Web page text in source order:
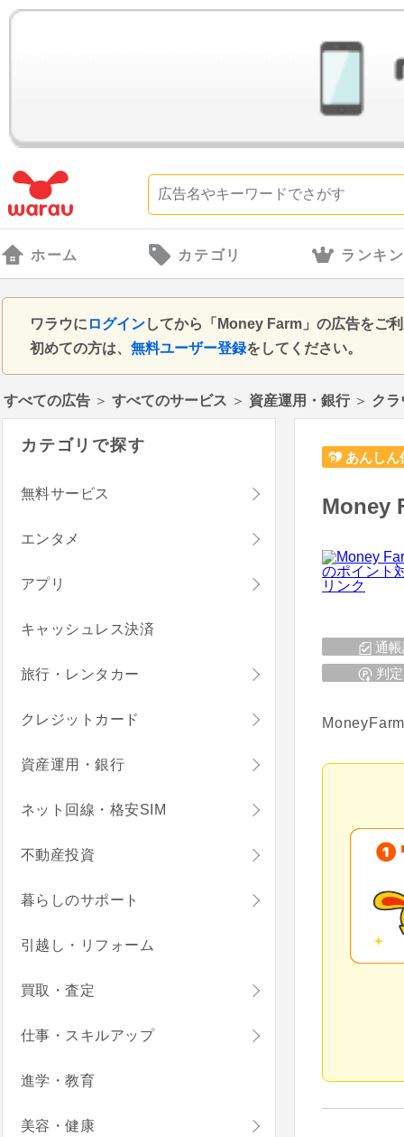
ホーム カテゴリ ランキ
ワラウに ログインしてから「Money Farm」の広告をご
初めての方は、 無料ユーザー登録をしてください。
すべての広告 ＞ すべてのサービス ＞ 資産運用・銀行＞ ク
あんしん
Money
通
判
カテゴリで探す
無料サービス
エンタメ
アプリ
キャッシュレス決済
旅行・レンタカー
クレジットカード
資産運用・銀行
ネット回線・格安SIM
不動産投資
暮らしのサポート
引越し・リフォーム
買取・査定
仕事・スキルアップ
進学・教育
美容・健康